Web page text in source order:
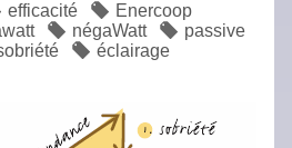
efficacité
Enercoop
négaWatt
passive
éclairage